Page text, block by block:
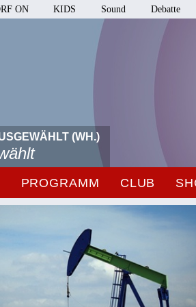
ON KIDS Sound Debatte
(WH.)
PROGRAMM CLUB